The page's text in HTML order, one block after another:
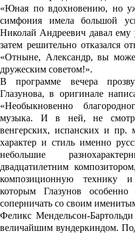
«Юная по вдохновению, но
симфония имела большой
Николай Андреевич давал
затем решительно отказался
«Отныне, Александр, вы
дружеским советом!».
В программе вечера
Глазунова, в оригинале
«Необыкновенно
музыка. И в ней, не
венгерских, испанских и пр.
характер и стиль именно
небольшие
двадцатилетним
композиционную технику и
которым Глазунов
соперничать со своим
Феликс Мендельсон-
величайшим вундеркиндом.